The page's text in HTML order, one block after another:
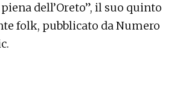
dell’Oreto”, il suo quinto
folk, pubblicato da Numero